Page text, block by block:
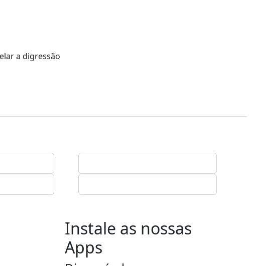
a digressão
Instale as nossas
Apps